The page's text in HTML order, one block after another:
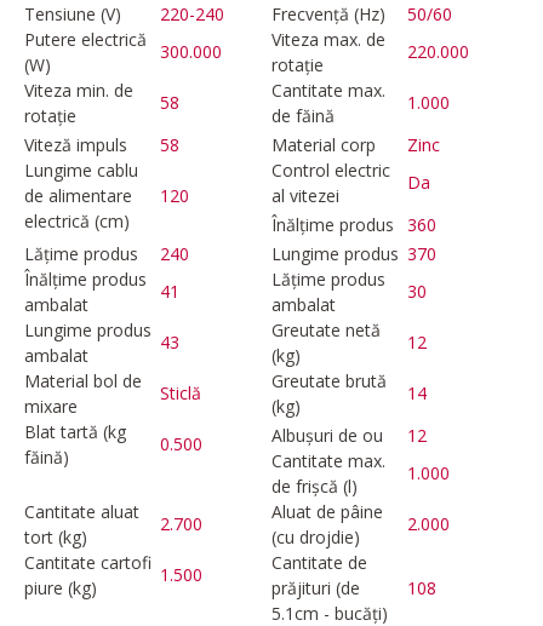
Tensiune (V)
220-240 Frecvență (Hz)
50/60
Putere electrică
(W)
300.000
Viteza max. de
rotație
220.000
Viteza min. de
rotație
58
Cantitate max.
de făină
1.000
Viteză impuls
58 Material corp
Zinc
Lungime cablu
de alimentare
electrică (cm)
120
Control electric
al vitezei
Da
Înălțime produs
360
Lățime produs
240 Lungime produs 370
Înălțime produs
ambalat
41
Lățime produs
ambalat
30
Lungime produs
ambalat
43
Greutate netă
(kg)
12
Material bol de
mixare
Sticlă
Greutate brută
(kg)
14
Blat tartă (kg
făină)
0.500 Albușuri de ou
12
Cantitate max.
de frișcă (l)
1.000
Cantitate aluat
tort (kg)
2.700
Aluat de pâine
(cu drojdie)
2.000
Cantitate cartofi
piure (kg)
1.500
Cantitate de
prăjituri (de
5.1cm - bucăți)
108